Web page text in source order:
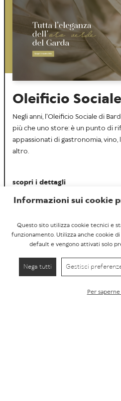
Oleificio
Negli anni, l'Oleificio Sociale di
più che uno store: è un punto di
appassionati di gastronomia,
altro.
scopri i dettagli
Informazioni sui cookie
Questo sito utilizza cookie tecnici e
funzionamento. Utilizza anche cookie
default e vengono attivati solo
Nega tutti Gestisci
Per